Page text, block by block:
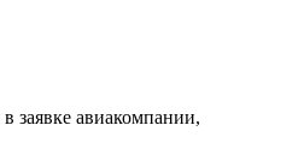
заявке авиакомпании,